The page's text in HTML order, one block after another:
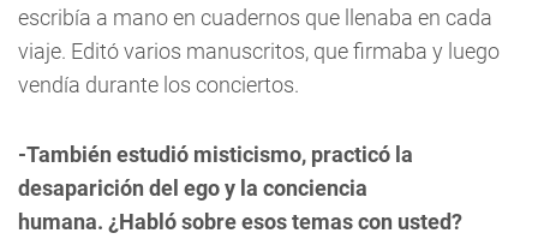
escribía a mano en cuadernos que llenaba en cada
viaje. Editó varios manuscritos, que firmaba y luego
vendía durante los conciertos.
-También estudió misticismo, practicó la
desaparición del ego y la conciencia
humana. ¿Hablósobre esos temas con usted?